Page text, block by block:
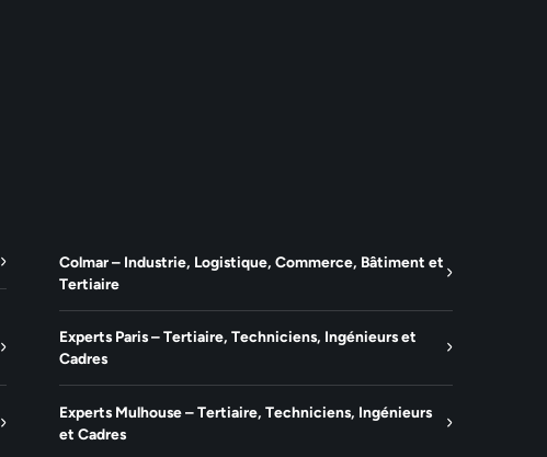
Colmar – Industrie, Logistique, Commerce, Bâtiment et
Tertiaire
Experts Paris – Tertiaire, Techniciens, Ingénieurs et
Cadres
Experts Mulhouse – Tertiaire, Techniciens, Ingénieurs
et Cadres